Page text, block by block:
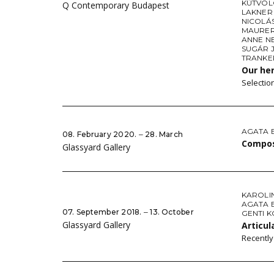
Q Contemporary Budapest
ANNE
SUGÁR
Our
08. February 2020. ‒ 28. March
Glassyard Gallery
AGATA
07. September 2018. ‒ 13. October
Glassyard Gallery
AGATA
GENTI